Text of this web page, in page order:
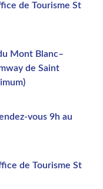
de Tourisme St
Mont Blanc–
de Saint
vous 9h au
de Tourisme St